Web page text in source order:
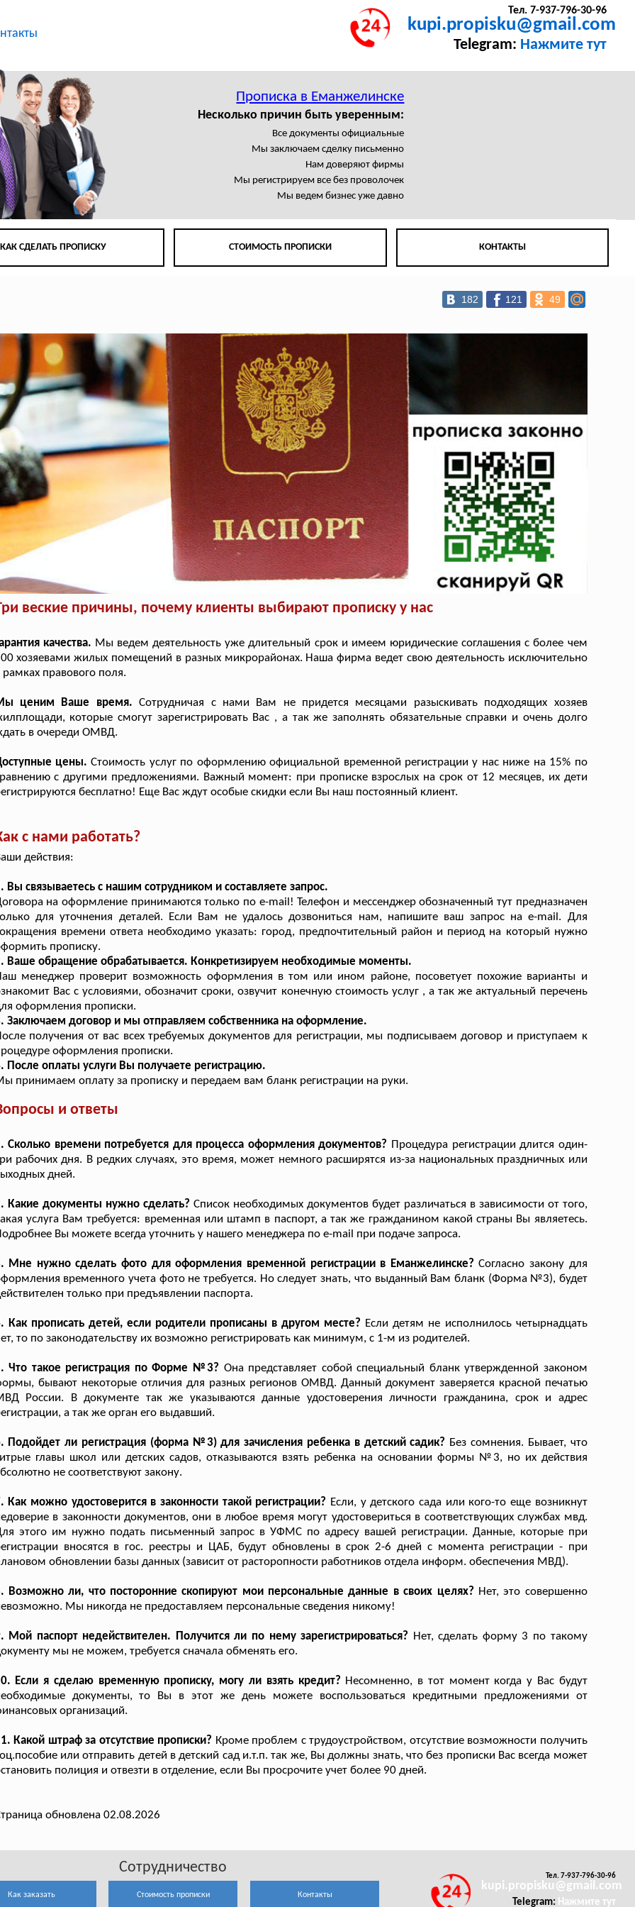
Тел. 7-937-796-30-96
kupi.propisku@gmail.com
Telegram: Нажмите тут
Прописка в Еманжелинске
Несколько причин быть уверенным:
Все документы официальные
Мы заключаем сделку письменно
Нам доверяют фирмы
Мы регистрируем все без проволочек
Мы ведем бизнес уже давно
КАК СДЕЛАТЬ ПРОПИСКУ СТОИМОСТЬ ПРОПИСКИ КОНТАКТЫ
182 121 49
веские причины, почему клиенты выбирают прописку у нас
качества. Мы ведем деятельность уже длительный срок и имеем юридические соглашения с более чем
хозяевами жилых помещений в разных микрорайонах. Наша фирма ведет свою деятельность исключительно
рамках правового поля.
ценим Ваше время. Сотрудничая с нами Вам не придется месяцами разыскивать подходящих хозяев
которые смогут зарегистрировать Вас , а так же заполнять обязательные справки и очень долго
в очереди ОМВД.
цены. Стоимость услуг по оформлению официальной временной регистрации у нас ниже на 15% по
с другими предложениями. Важный момент: при прописке взрослых на срок от 12 месяцев, их дети
бесплатно! Еще Вас ждут особые скидки если Вы наш постоянный клиент.
с нами работать?
действия:
Вы связываетесь с нашим сотрудником и составляете запрос.
на оформление принимаются только по e-mail! Телефон и мессенджер обозначенный тут предназначен
для уточнения деталей. Если Вам не удалось дозвониться нам, напишите ваш запрос на e-mail. Для
времени ответа необходимо указать: город, предпочтительный район и период на который нужно
прописку.
Ваше обращение обрабатывается. Конкретизируем необходимые моменты.
менеджер проверит возможность оформления в том или ином районе, посоветует похожие варианты и
Вас с условиями, обозначит сроки, озвучит конечную стоимость услуг , а так же актуальный перечень
оформления прописки.
Заключаем договор и мы отправляем собственника на оформление.
получения от вас всех требуемых документов для регистрации, мы подписываем договор и приступаем к
оформления прописки.
После оплаты услуги Вы получаете регистрацию.
принимаем оплату за прописку и передаем вам бланк регистрации на руки.
и ответы
Сколько времени потребуется для процесса оформления документов? Процедура регистрации длится один-
рабочих дня. В редких случаях, это время, может немного расширятся из-за национальных праздничных или
дней.
Какие документы нужно сделать? Список необходимых документов будет различаться в зависимости от того,
услуга Вам требуется: временная или штамп в паспорт, а так же гражданином какой страны Вы являетесь.
Вы можете всегда уточнить у нашего менеджера по e-mail при подаче запроса.
Мне нужно сделать фото для оформления временной регистрации в Еманжелинске? Согласно закону для
временного учета фото не требуется. Но следует знать, что выданный Вам бланк (Форма №3), будет
только при предъявлении паспорта.
Как прописать детей, если родители прописаны в другом месте? Если детям не исполнилось четырнадцать
то по законодательству их возможно регистрировать как минимум, с 1-м из родителей.
Что такое регистрация по Форме №3? Она представляет собой специальный бланк утвержденной законом
бывают некоторые отличия для разных регионов ОМВД. Данный документ заверяется красной печатью
России. В документе так же указываются данные удостоверения личности гражданина, срок и адрес
а так же орган его выдавший.
Подойдет ли регистрация (форма №3) для зачисления ребенка в детский садик? Без сомнения. Бывает, что
главы школ или детских садов, отказываются взять ребенка на основании формы №3, но их действия
не соответствуют закону.
Как можно удостоверится в законности такой регистрации? Если, у детского сада или кого-то еще возникнут
в законности документов, они в любое время могут удостовериться в соответствующих службах мвд.
этого им нужно подать письменный запрос в УФМС по адресу вашей регистрации. Данные, которые при
вносятся в гос. реестры и ЦАБ, будут обновлены в срок 2-6 дней с момента регистрации - при
обновлении базы данных (зависит от расторопности работников отдела информ. обеспечения МВД).
Возможно ли, что посторонние скопируют мои персональные данные в своих целях? Нет, это совершенно
Мы никогда не предоставляем персональные сведения никому!
Мой паспорт недействителен. Получится ли по нему зарегистрироваться? Нет, сделать форму 3 по такому
мы не можем, требуется сначала обменять его.
Если я сделаю временную прописку, могу ли взять кредит? Несомненно, в тот момент когда у Вас будут
документы, то Вы в этот же день можете воспользоваться кредитными предложениями от
организаций.
Какой штраф за отсутствие прописки? Кроме проблем с трудоустройством, отсутствие возможности получить
или отправить детей в детский сад и.т.п. так же, Вы должны знать, что без прописки Вас всегда может
полиция и отвезти в отделение, если Вы просрочите учет более 90 дней.
обновлена 02.08.2026
Сотрудничество
Как заказать Стоимость прописки Контакты
Тел. 7-937-796-30-96
kupi.propisku@gmail.com
Telegram: Нажмите тут